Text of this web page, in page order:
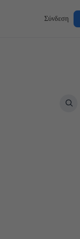
Σύνδεση